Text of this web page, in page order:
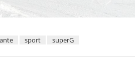
sport superG